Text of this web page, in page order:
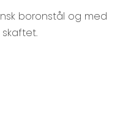
boronstål og med